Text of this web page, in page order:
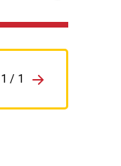
1 / 1
Przejdź do